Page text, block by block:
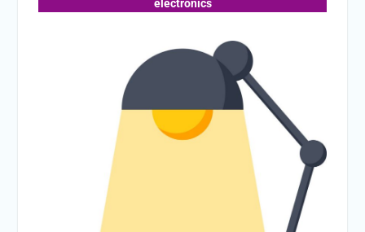
electronics